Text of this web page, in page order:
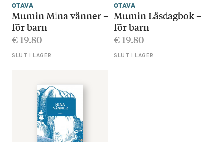
OTAVA
Mumin Mina vänner –
för barn
€19.80
SLUT I LAGER
OTAVA
Mumin Läsdagbok –
för barn
€19.80
SLUT I LAGER